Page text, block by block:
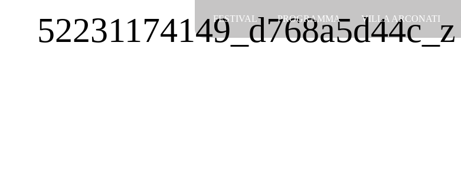
contenuto52231174149_d768a5d44c_z
FESTIVAL PROGRAMMA VILLA ARCONATI